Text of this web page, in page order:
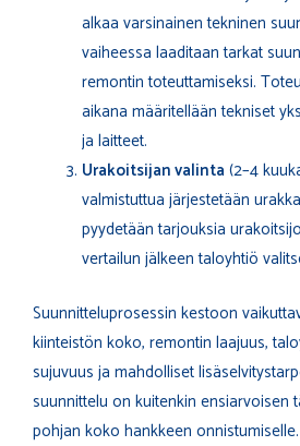
alkaa varsinainen tekninen
vaiheessa laaditaan tarkat
remontin toteuttamiseksi.
aikana määritellään tekniset
ja laitteet.
Urakoitsijan valinta (2–4
valmistuttua järjestetään
pyydetään tarjouksia
vertailun jälkeen taloyhtiö
Suunnitteluprosessin kestoon
kiinteistön koko, remontin laajuus,
sujuvuus ja mahdolliset
suunnittelu on kuitenkin ensiarvoisen
pohjan koko hankkeen onnistumiselle.